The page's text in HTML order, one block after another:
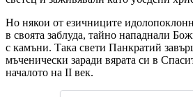
Но някои от езичниците
в своята заблуда, тайно нападнали
с камъни. Така свети Панкратий
мъченически заради вярата си в
началото на II век.